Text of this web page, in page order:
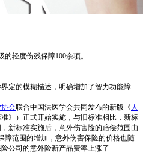
轻度伤残保障100余项。
的模糊描述，明确增加了智力功能障
会联合中国法医学会共同发布的新版《 人
》）正式开始实施，与旧标准相比，新标
新标准实施后，意外伤害险的赔偿范围由
障范围的增加，意外伤害保险的价格也随
公司的意外险新产品费率上涨了